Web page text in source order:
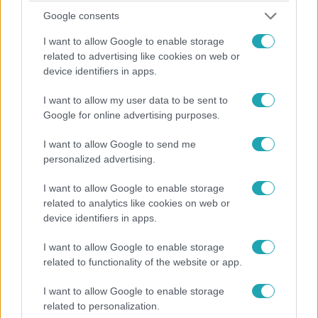
Google consents
I want to allow Google to enable storage
related to advertising like cookies on web or
device identifiers in apps.
I want to allow my user data to be sent to
Google for online advertising purposes.
I want to allow Google to send me
personalized advertising.
I want to allow Google to enable storage
related to analytics like cookies on web or
device identifiers in apps.
I want to allow Google to enable storage
related to functionality of the website or app.
I want to allow Google to enable storage
related to personalization.
Reggeli
2025. május 9. 12:29
„Kirakatban az égbolt”: Apa és fia konfliktusai a
Pinceszínház darabjában
Reggeli vendégei, hogy bemutassák a Pinceszínház
legújabb darabját, a Kirakatban az égbolt-ot. A
kétszereplős előadás Csepelen játszódik, és egy apa és
fia kapcsolatának bonyolult dinamikáját tárja fel,
miközben a generációk közötti ellentétek, elfojtott
fiúnak nincs anyja, a férfinak pedig nincs felesége – egy
női karakter sincs jelen a darabban, ami még inkább
kiemeli a férfiak közötti kapcsolatokat és küzdelmeket.